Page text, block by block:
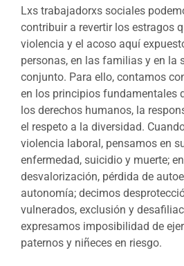
Lxs trabajadorxs sociales
contribuir a revertir los estragos
violencia y el acoso aquí
personas, en las familias y en la
conjunto. Para ello, contamos
en los principios fundamentales
los derechos humanos, la
el respeto a la diversidad.
violencia laboral, pensamos en
enfermedad, suicidio y muerte;
desvalorización, pérdida de
autonomía; decimos
vulnerados, exclusión y
expresamos imposibilidad de
paternos y niñeces en riesgo.